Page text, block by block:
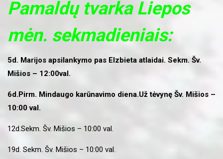
Pamaldų tvarka Liepos
mėn. sekmadieniais:
5d. Marijos apsilankymo pas Elzbieta atlaidai. Sekm. Šv.
Mišios – 12:00val.
6d.Pirm. Mindaugo karūnavimo diena.Už tėvynę Šv. Mišios –
10:00 val.
12d.Sekm. Šv. Mišios – 10:00 val.
19d. Sekm. Šv. Mišios – 10:00 val.